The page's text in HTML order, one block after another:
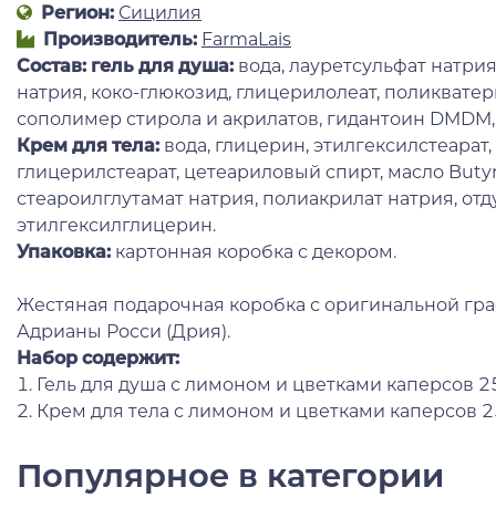
Регион: Сицилия
Производитель: FarmaLais
Состав: гель для душа: вода, лауретсульфат
натрия, коко-глюкозид, глицерилолеат,
сополимер стирола и акрилатов, гидантоин
Крем для тела: вода, глицерин,
глицерилстеарат, цетеариловый спирт, масло
стеароилглутамат натрия, полиакрилат натрия,
этилгексилглицерин.
Упаковка: картонная коробка с декором.
Жестяная подарочная коробка с оригинальной
Адрианы Росси (Дрия).
Набор содержит:
1. Гель для душа с лимоном и цветками каперсов
2. Крем для тела с лимоном и цветками каперсов
Популярное в категории